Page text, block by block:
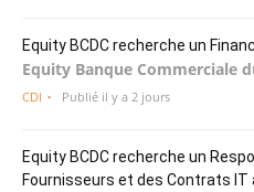
Equity BCDC recherche un
Equity Banque Commerciale
CDI Publié il y a 2 jours
Equity BCDC recherche un
Fournisseurs et des Contrats IT